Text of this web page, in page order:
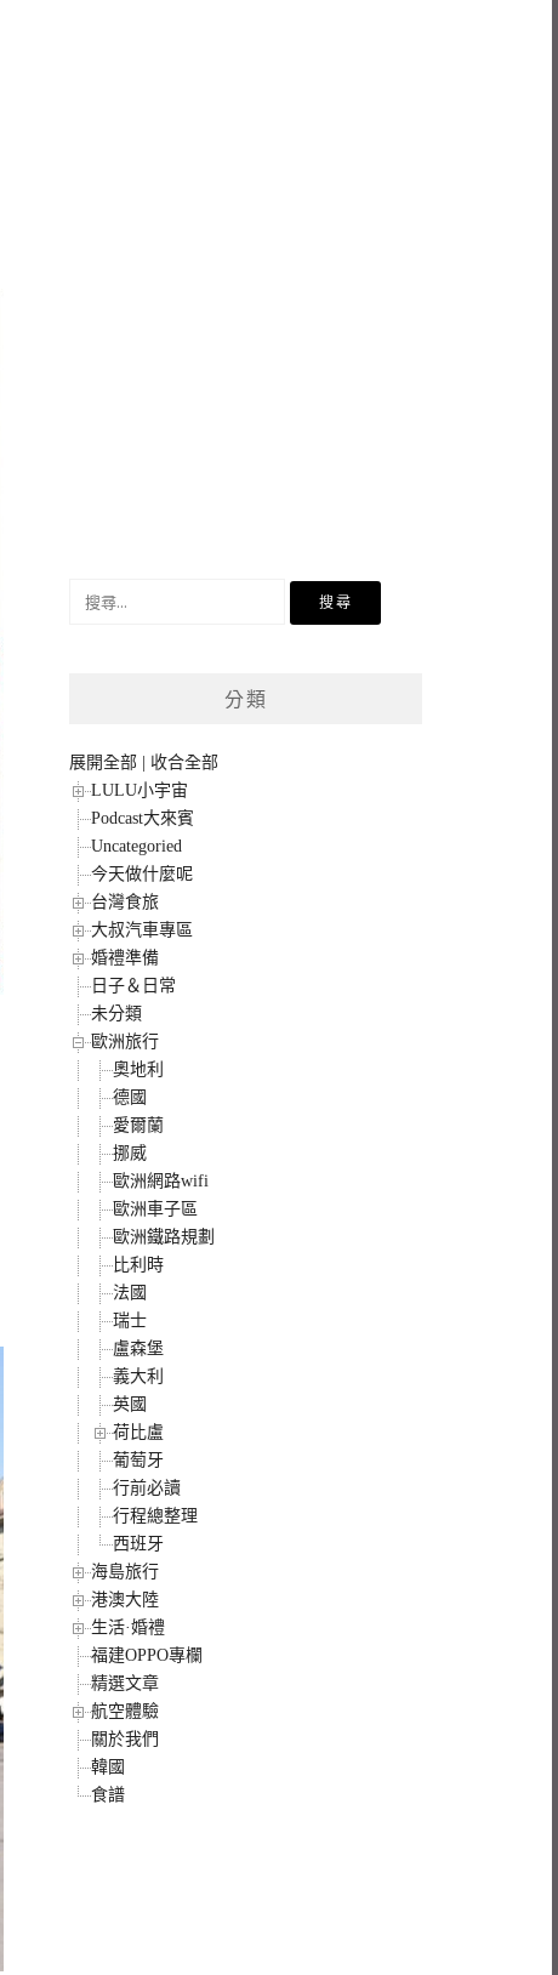
分類
展開全部
收合全部
LULU小宇宙
Podcast大來賓
Uncategoried
今天做什麼呢
台灣食旅
大叔汽車專區
婚禮準備
日子＆日常
未分類
歐洲旅行
奧地利
德國
愛爾蘭
挪威
歐洲網路wifi
歐洲車子區
歐洲鐵路規劃
比利時
法國
瑞士
盧森堡
義大利
英國
荷比盧
葡萄牙
行前必讀
行程總整理
西班牙
海島旅行
港澳大陸
生活·婚禮
福建OPPO專欄
精選文章
航空體驗
關於我們
韓國
食譜